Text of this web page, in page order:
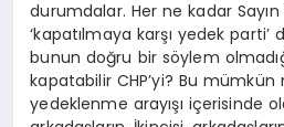
durumdalar. Her ne kadar
‘kapatılmaya karşı yedek parti’
bunun doğru bir söylem
kapatabilir CHP’yi? Bu
yedeklenme arayışı içerisinde